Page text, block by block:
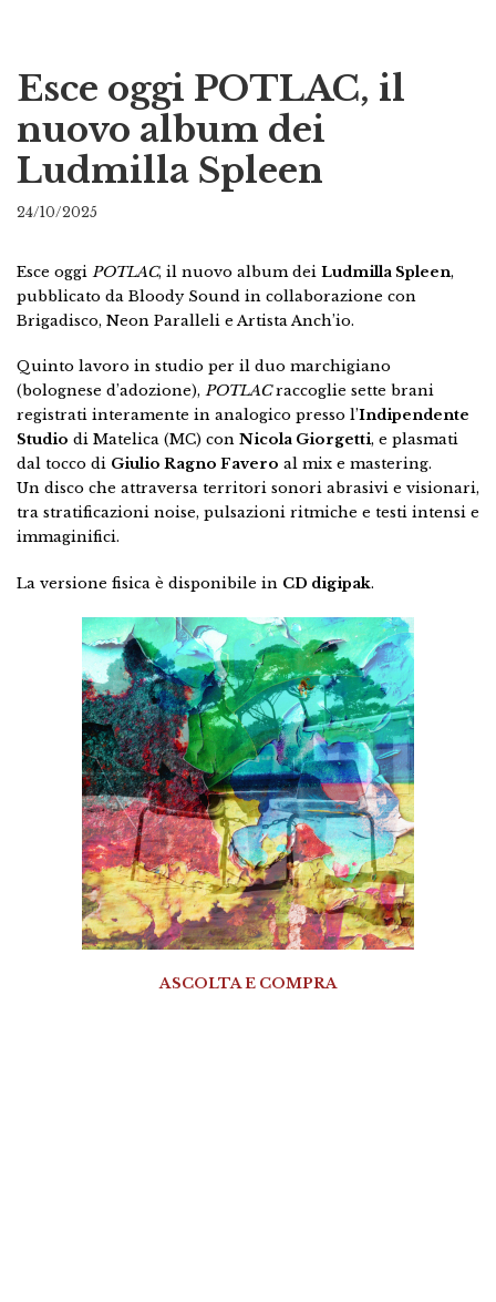
Esce oggi POTLAC, il
nuovo album dei
Ludmilla Spleen
24/10/2025
Esce oggi POTLAC, il nuovo album dei Ludmilla Spleen,
pubblicato da Bloody Sound in collaborazione con
Brigadisco, Neon Paralleli e Artista Anch’io.
Quinto lavoro in studio per il duo marchigiano
(bolognese d’adozione), POTLACraccoglie sette brani
registrati interamente in analogico presso l’Indipendente
Studio di Matelica (MC) con Nicola Giorgetti, e plasmati
dal tocco di Giulio Ragno Favero al mix e mastering.
Un disco che attraversa territori sonori abrasivi e visionari,
tra stratificazioni noise, pulsazioni ritmiche e testi intensi e
immaginifici.
La versione fisica è disponibile in CD digipak.
ASCOLTA E COMPRA